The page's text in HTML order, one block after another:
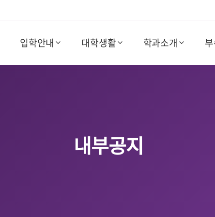
입학안내 대학생활 학과소개
내부공지